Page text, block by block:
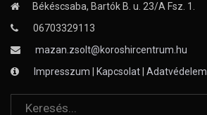
Békéscsaba, Bartók B. u. 23/A Fsz. 1.
06703329113
mazan.zsolt@koroshircentrum.hu
Impresszum
Kapcsolat Adatvédelem